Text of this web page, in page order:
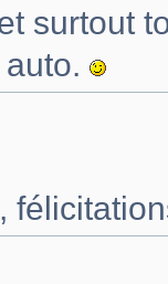
surtout